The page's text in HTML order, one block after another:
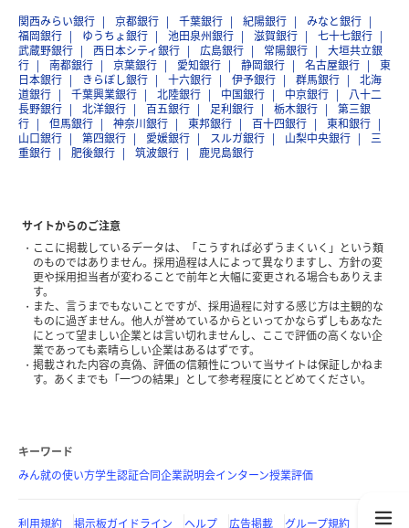
関西みらい銀行 京都銀行 千葉銀行 紀陽銀行
みなと銀行
福岡銀行
ゆうちょ銀行 池田泉州銀行 滋賀銀行
七十七銀行
武蔵野銀行
西日本シティ銀行 広島銀行 常陽銀行
大垣共立銀
行
南都銀行 京葉銀行 愛知銀行 静岡銀行 名古屋銀行
東
日本銀行
きらぼし銀行 十六銀行 伊予銀行 群馬銀行
北海
道銀行
千葉興業銀行 北陸銀行 中国銀行 中京銀行
八十二
長野銀行
北洋銀行 百五銀行 足利銀行 栃木銀行
第三銀
行
但馬銀行 神奈川銀行 東邦銀行 百十四銀行
東和銀行
山口銀行
第四銀行 愛媛銀行 スルガ銀行 山梨中央銀行
三
重銀行
肥後銀行 筑波銀行 鹿児島銀行
サイトからのご注意
ここに掲載しているデータは、「こうすれば必ずうまくいく」という類
のものではありません。採用過程は人によって異なりますし、方針の変
更や採用担当者が変わることで前年と大幅に変更される場合もありえま
す。
また、言うまでもないことですが、採用過程に対する感じ方は主観的な
ものに過ぎません。他人が誉めているからといってかならずしもあなた
にとって望ましい企業とは言い切れませんし、ここで評価の高くない企
業であっても素晴らしい企業はあるはずです。
掲載された内容の真偽、評価の信頼性について当サイトは保証しかねま
す。あくまでも「一つの結果」として参考程度にとどめてください。
キーワード
みん就の使い方学生認証合同企業説明会インターン授業評価
利用規約 掲示板ガイドライン ヘルプ 広告掲載 グループ規約